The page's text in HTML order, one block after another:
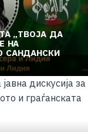
„ТВОЈА ДА
НА
САНДАНСКИ